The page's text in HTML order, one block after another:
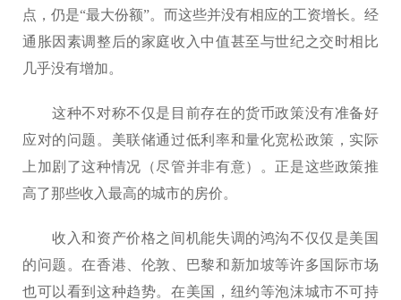
点，仍是“最大份额”。而这些并没有相应的工资增长。经
通胀因素调整后的家庭收入中值甚至与世纪之交时相比
几乎没有增加。
这种不对称不仅是目前存在的货币政策没有准备好
应对的问题。美联储通过低利率和量化宽松政策，实际
上加剧了这种情况（尽管并非有意）。正是这些政策推
高了那些收入最高的城市的房价。
收入和资产价格之间机能失调的鸿沟不仅仅是美国
的问题。在香港、伦敦、巴黎和新加坡等许多国际市场
也可以看到这种趋势。在美国，纽约等泡沫城市不可持